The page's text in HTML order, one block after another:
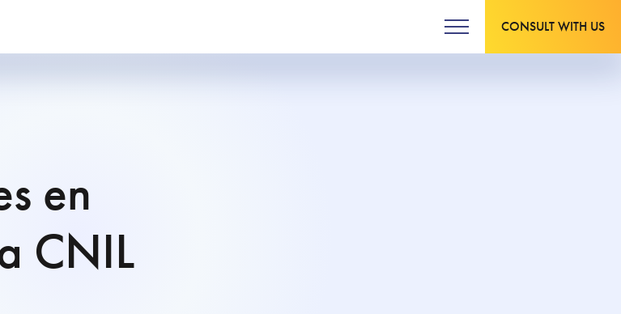
CONSULT WITH US
en
CNIL